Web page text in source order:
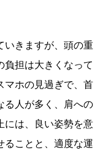
いきますが、頭の重
負担は大きくなって
マホの見過ぎで、首
る人が多く、肩への
には、良い姿勢を意
ることと、適度な運